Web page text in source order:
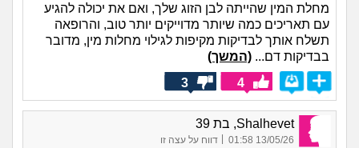
מחלת המין שהייתה לבן הזוג שלך, ואם את יכולה להגיע
עם תאריכים כמה שיותר מדוייקים יותר טוב, והרופאה
תשלח אותך לבדיקות מקיפות לגילוי מחלות מין, מדובר
בבדיקות דם... (המשך)
4
3
Shalhevet, בת 39
13/05/26 01:58 דווח על עצה זו